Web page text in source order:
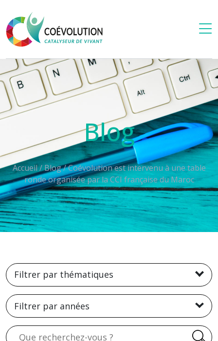
Blog
Accueil/Blog/Coévolution est intervenu à une table
ronde organisée par la CCI française du Maroc
Filtrer par thématiques
Filtrer par années